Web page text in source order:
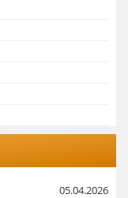
05.04.2026